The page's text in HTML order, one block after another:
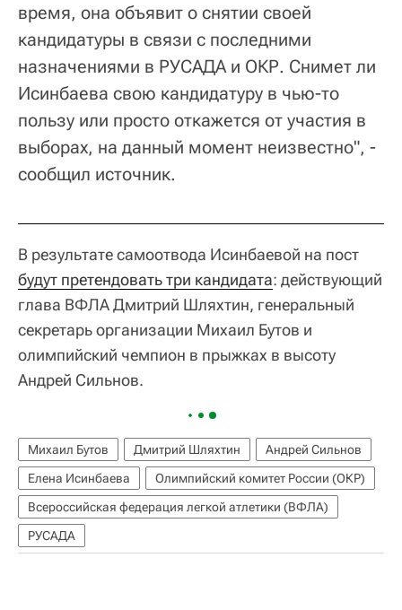
время, она объявит о снятии своей
кандидатуры в связи с последними
назначениями в РУСАДА и ОКР. Снимет ли
Исинбаева свою кандидатуру в чью-то
пользу или просто откажется от участия в
выборах, на данный момент неизвестно", -
сообщил источник.
В результате самоотвода Исинбаевой на пост
будут претендовать три кандидата: действующий
глава ВФЛА Дмитрий Шляхтин, генеральный
секретарь организации Михаил Бутов и
олимпийский чемпион в прыжках в высоту
Андрей Сильнов.
Михаил Бутов Дмитрий Шляхтин
Андрей Сильнов
Елена Исинбаева
Олимпийский комитет России (ОКР)
Всероссийская федерация легкой атлетики (ВФЛА)
РУСАДА